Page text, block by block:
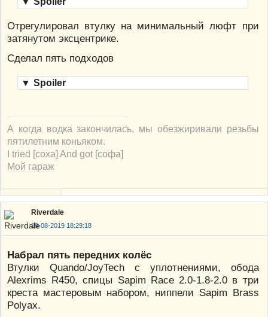
Отрегулировал втулку на минимальный люфт при
затянутом эксцентрике.
Сделал пять подходов
▼ Spoiler
А когда водка закончилась, мы обезжиривали резьбы
пятилетним коньяком.
I tried [соха] And got [софа]
Мой гараж
Riverdale
19-08-2019 18:29:18
Набрал пять передних колёс
Втулки Quando/JoyTech с уплотнениями, обода
Alexrims R450, спицы Sapim Race 2.0-1.8-2.0 в три
креста мастеровым набором, ниппели Sapim Brass
Polyax.